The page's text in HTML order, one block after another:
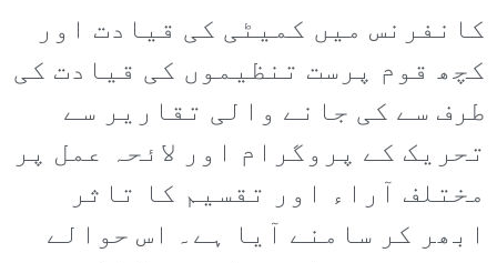
کانفرنس میں کمیٹی کی قیادت اور
کچھ قوم پرست تنظیموں کی قیادت کی
طرف سے کی جانے والی تقاریر سے
تحریک کے پروگرام اور لائحہ عمل پر
مختلف آراء اور تقسیم کا تاثر
ابھر کر سامنے آیا ہے۔ اس حوالے